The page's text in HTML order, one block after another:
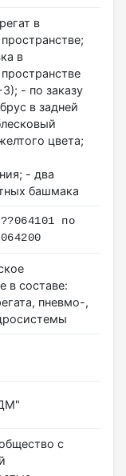
в
в
- по заказу
в задней
цвета;
- два
башмака
по
в составе:
пневмо-,
с